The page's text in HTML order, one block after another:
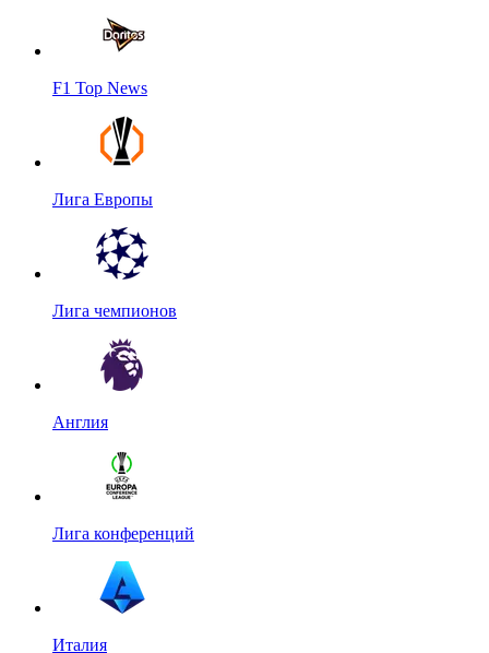
F1 Top News
Лига Европы
Лига чемпионов
Англия
Лига конференций
Италия